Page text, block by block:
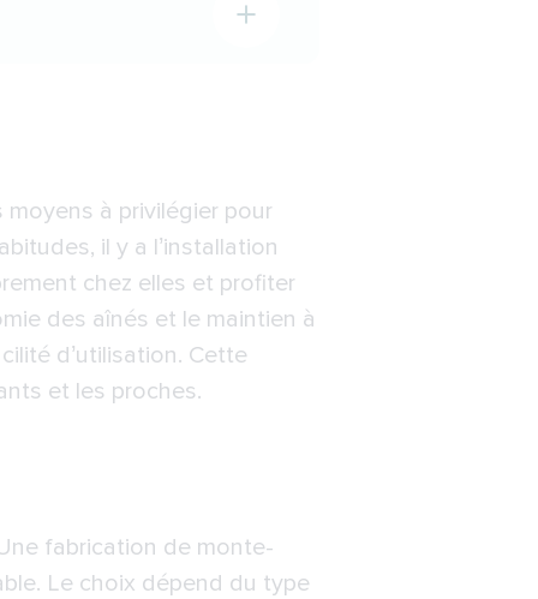
moyens à privilégier pour
il y a l’installation
chez elles et profiter
des aînés et le maintien à
d’utilisation. Cette
et les proches.
fabrication de monte-
Le choix dépend du type